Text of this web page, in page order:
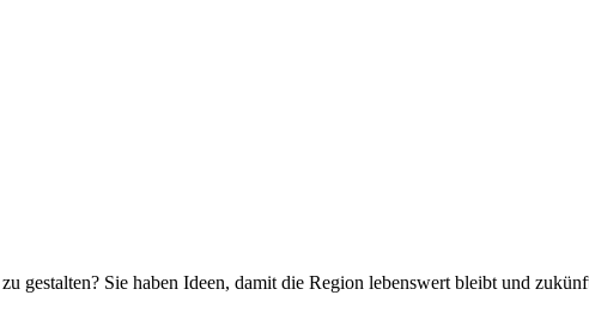
gestalten? Sie haben Ideen, damit die Region lebenswert bleibt und